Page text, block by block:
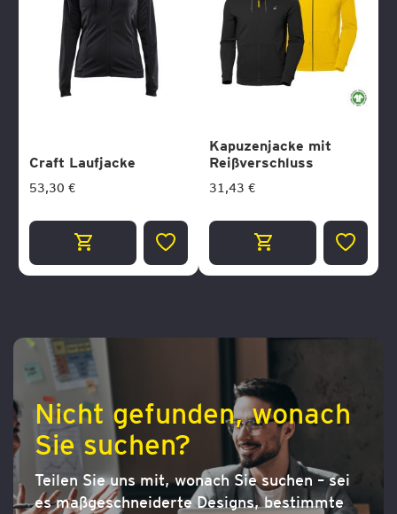
Craft Laufjacke
53,30 €
ZUR
Kapuzenjacke mit
Reißverschluss
31,43 €
ZUR
Nicht gefunden, wonach
Sie suchen?
Teilen Sie uns mit, wonach Sie suchen – sei
es maßgeschneiderte Designs, bestimmte